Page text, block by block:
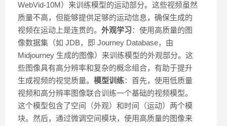
WebVid-10M）来训练模型的运动部分。这些视频虽然
质量不高，但能够提供足够的运动信息，确保生成的
视频在运动上是连贯的。 外观学习：使用高质量的图
像数据集（如 JDB，即 Journey Database，由
Midjourney 生成的图像）来训练模型的外观部分。这
些图像具有高分辨率和复杂的概念组合，有助于提升
生成视频的视觉质量。 模型训练：首先，使用低质量
视频和高分辨率图像联合训练一个基础的视频模型。
这个模型包含了空间（外观）和时间（运动）两个模
块。然后，通过微调空间模块，使用高质量的图像来